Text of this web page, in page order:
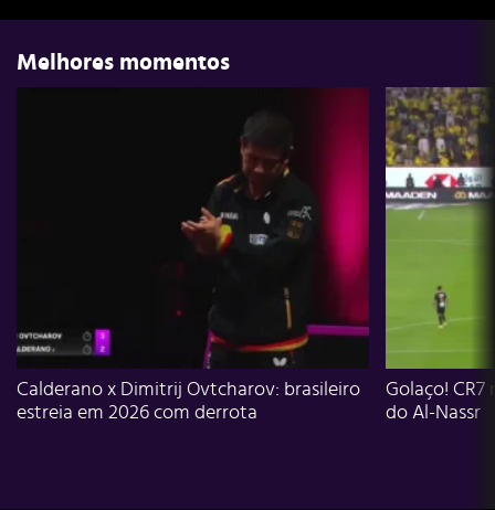
Melhores momentos
Calderano x Dimitrij Ovtcharov: brasileiro
estreia em 2026 com derrota
Golaço!
do Al-Nassr